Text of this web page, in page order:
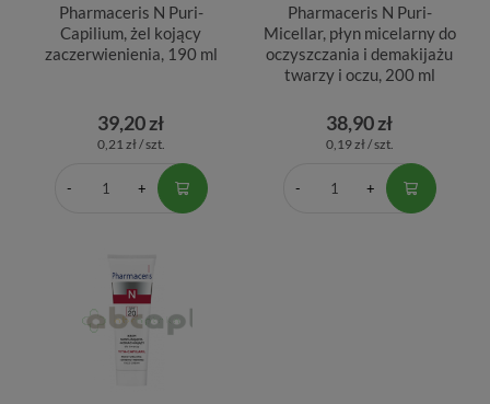
Pharmaceris N Puri-
Capilium, żel kojący
zaczerwienienia, 190 ml
39,20 zł
0,21 zł / szt.
Pharmaceris N Puri-
Micellar, płyn micelarny do
oczyszczania i demakijażu
twarzy i oczu, 200 ml
38,90 zł
0,19 zł / szt.